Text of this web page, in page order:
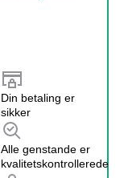
Din betaling er
sikker
Alle genstande er
kvalitetskontrollerede